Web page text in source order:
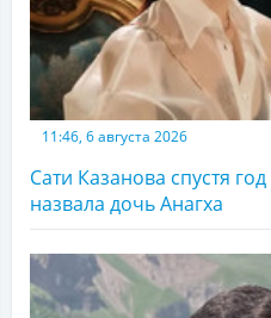
11:46, 6 августа 2026
Сати Казанова спустя
назвала дочь Анагха